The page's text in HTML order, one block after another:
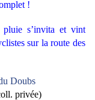
!
pluie s’invita et vint
sur la route des
privée)